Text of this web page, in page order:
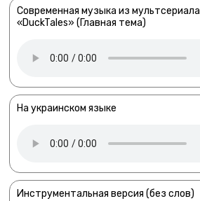
Современная музыка из мультсериала
«DuckTales» (Главная тема)
На украинском языке
Инструментальная версия (без слов)